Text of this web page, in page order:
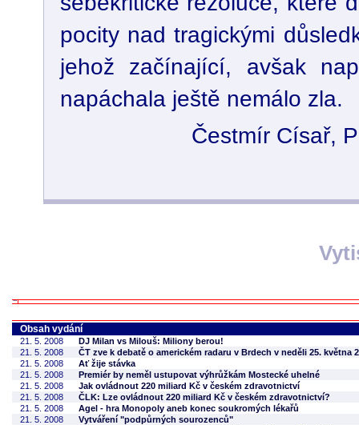
pocity nad tragickými
jehož začínající, avšak
napáchala ještě nemálo zla.
Čestmír Císař,
Obsah vydání
21. 5. 2008
DJ Milan vs Milouš: Miliony berou!
21. 5. 2008
ČT zve k debatě o americkém radaru v Brdech v neděli 25. května
21. 5. 2008
Ať žije stávka
21. 5. 2008
Premiér by neměl ustupovat výhrůžkám Mostecké uhelné
21. 5. 2008
Jak ovládnout 220 miliard Kč v českém zdravotnictví
21. 5. 2008
ČLK: Lze ovládnout 220 miliard Kč v českém zdravotnictví?
21. 5. 2008
Agel - hra Monopoly aneb konec soukromých lékařů
21. 5. 2008
Vytváření "podpůrných sourozenců"